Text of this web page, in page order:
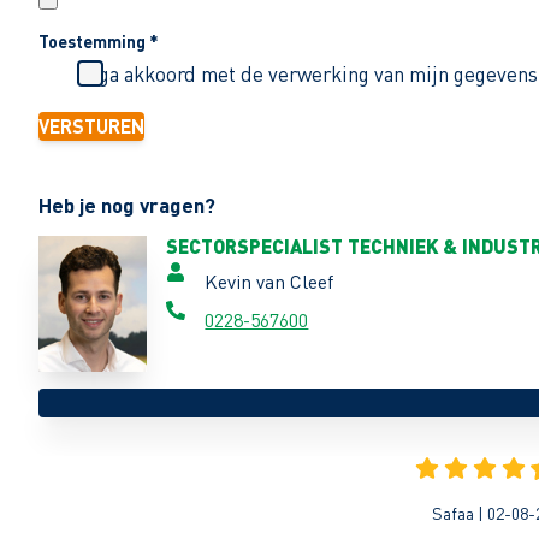
Toestemming *
Ik ga akkoord met de verwerking van mijn
VERSTUREN
Heb je nog vragen?
SECTORSPECIALIST TECHNIEK &
Kevin van Cleef
0228-567600
Safaa | 02-08-